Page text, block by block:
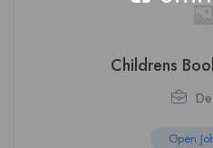
Childrens
Open